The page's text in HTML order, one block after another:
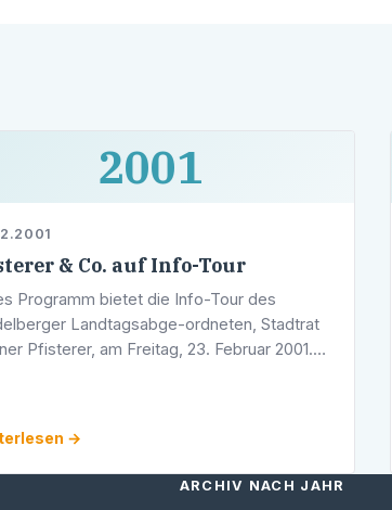
2001
& Co. auf Info-Tour
Programm bietet die Info-Tour des
Landtagsabge-ordneten, Stadtrat
Pfisterer, am Freitag, 23. Februar 2001.
→
ARCHIV NACH JAHR